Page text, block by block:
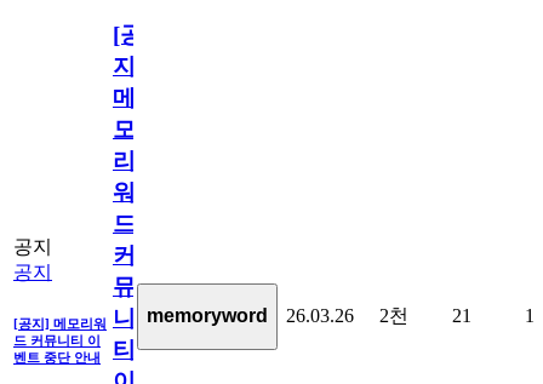
공지
공지
[공지] 메모리워
드 커뮤니티 이
벤트 중단 안내
[공
지]
메
모
리
워
드
커
뮤
니
티
memoryword 26.03.26 2천 21 1